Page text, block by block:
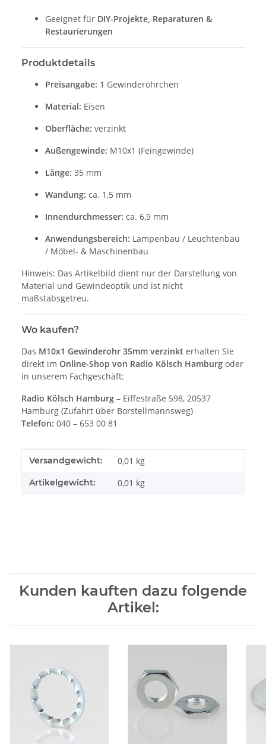
Geeignet für DIY-Projekte, Reparaturen &
Restaurierungen
Produktdetails
Preisangabe: 1 Gewinderöhrchen
Material: Eisen
Oberfläche: verzinkt
Außengewinde: M10x1 (Feingewinde)
Länge: 35 mm
Wandung: ca. 1,5 mm
Innendurchmesser: ca. 6,9 mm
Anwendungsbereich: Lampenbau / Leuchtenbau
/ Möbel- & Maschinenbau
Hinweis: Das Artikelbild dient nur der Darstellung von
Material und Gewindeoptik und ist nicht
maßstabsgetreu.
Wo kaufen?
Das M10x1 Gewinderohr 35mm verzinkt erhalten Sie
direkt im Online-Shop von Radio Kölsch Hamburg oder
in unserem Fachgeschäft:
Radio Kölsch Hamburg – Eiffestraße 598, 20537
Hamburg (Zufahrt über Borstellmannsweg)
Telefon: 040 – 653 00 81
Produkteigenschaft
Wert
Versandgewicht: 0,01 kg
Artikelgewicht: 0,01 kg
Kunden kauften dazu folgende
Artikel: